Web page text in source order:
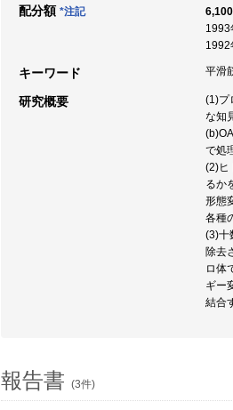
配分額 *注記
1993
1992
キーワード 平滑
研究概要
(1)プ
な知
で処
(2)ヒ
るか
形態
各種
(3)十
除去
ロ体
ギー
結合
報告書 (3件)